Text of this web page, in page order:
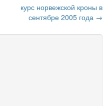
курс норвежской кроны в
сентябре 2005 года →